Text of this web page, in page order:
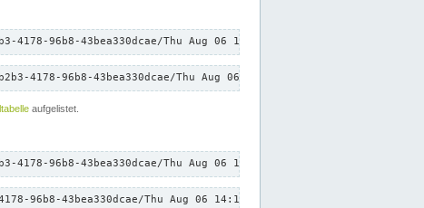
4178-96b8-43bea330dcae/Thu Aug 06 14:15:59 CEST 2026/down.txt"
4178-96b8-43bea330dcae/Thu Aug 06 14:15:59 CEST 2026/down.txt"
aufgelistet.
96b8-43bea330dcae/Thu Aug 06 14:15:59 CEST 2026/down.txt"
96b8-43bea330dcae/Thu Aug 06 14:15:59 CEST 2026/down.txt"